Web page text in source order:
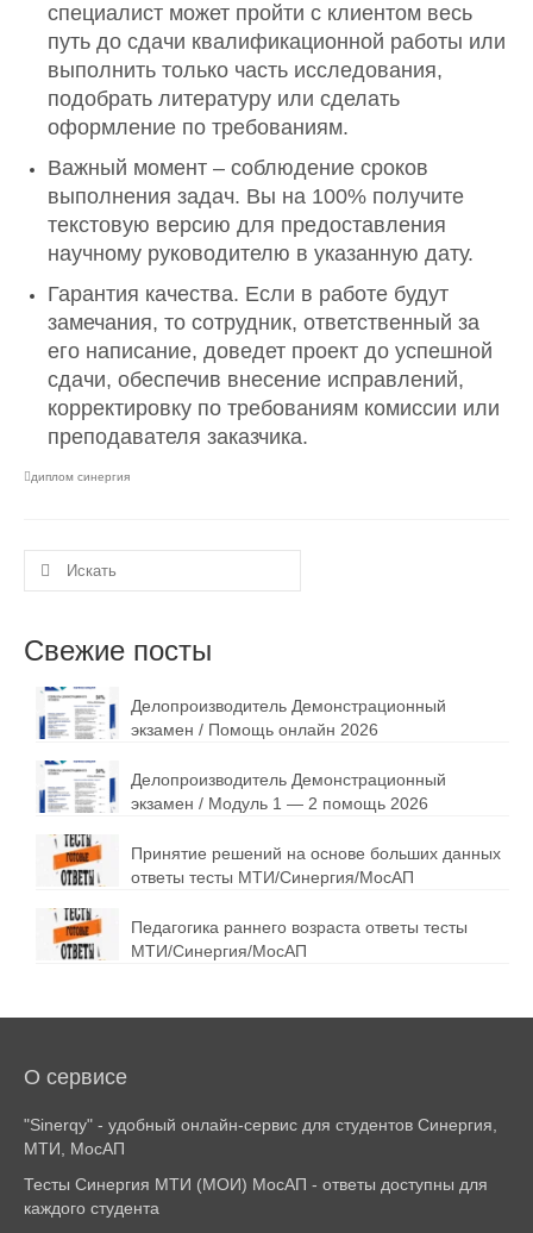
специалист может пройти с клиентом весь
путь до сдачи квалификационной работы или
выполнить только часть исследования,
подобрать литературу или сделать
оформление по требованиям.
Важный момент – соблюдение сроков
выполнения задач. Вы на 100% получите
текстовую версию для предоставления
научному руководителю в указанную дату.
Гарантия качества. Если в работе будут
замечания, то сотрудник, ответственный за
его написание, доведет проект до успешной
сдачи, обеспечив внесение исправлений,
корректировку по требованиям комиссии или
преподавателя заказчика.
диплом синергия
Искать:
Свежие посты
Делопроизводитель Демонстрационный
экзамен / Помощь онлайн 2026
Делопроизводитель Демонстрационный
экзамен / Модуль 1 — 2 помощь 2026
Принятие решений на основе больших данных
ответы тесты МТИ/Синергия/МосАП
Педагогика раннего возраста ответы тесты
МТИ/Синергия/МосАП
О сервисе
"Sinerqy" - удобный онлайн-сервис для студентов Синергия,
МТИ, МосАП
Тесты Синергия МТИ (МОИ) МосАП - ответы доступны для
каждого студента